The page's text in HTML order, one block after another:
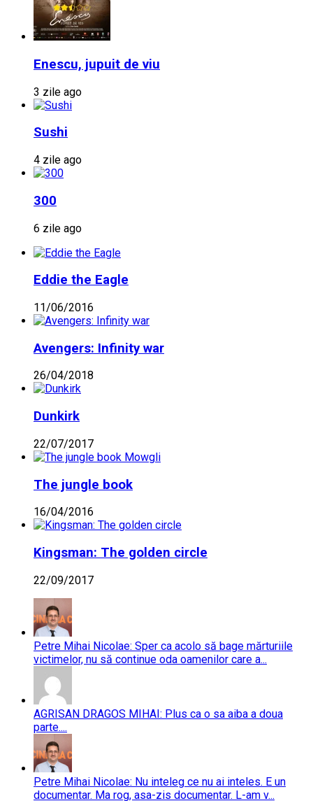
Enescu, jupuit de viu
3 zile ago
Sushi
4 zile ago
300
6 zile ago
Eddie the Eagle
11/06/2016
Avengers: Infinity war
26/04/2018
Dunkirk
22/07/2017
The jungle book
16/04/2016
Kingsman: The golden circle
22/09/2017
Petre Mihai Nicolae: Sper ca acolo să bage mărturiile
victimelor, nu să continue oda oamenilor care a...
AGRISAN DRAGOS MIHAI: Plus ca o sa aiba a doua
parte....
Petre Mihai Nicolae: Nu inteleg ce nu ai inteles. E un
documentar. Ma rog, asa-zis documentar. L-am v...